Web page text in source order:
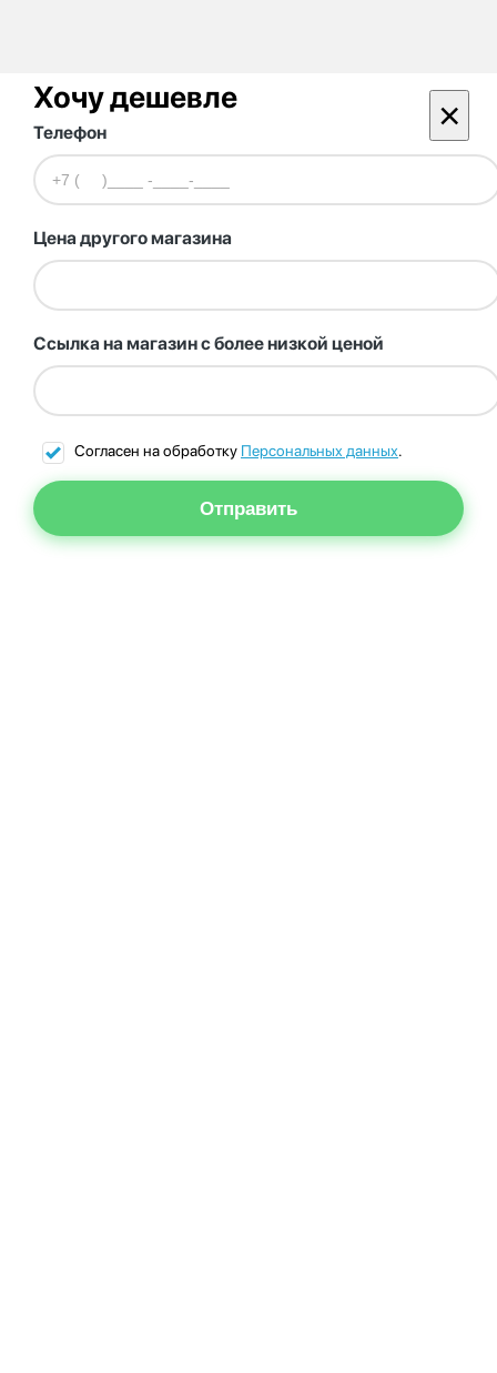
Хочу дешевле ×
Телефон
Цена другого магазина
Ссылка на магазин с более низкой ценой
Согласен на обработку Персональных данных.
Отправить